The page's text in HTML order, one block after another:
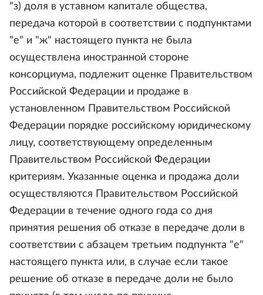
"з) доля в уставном капитале общества,
передача которой в соответствии с подпунктами
"е" и "ж" настоящего пункта не была
осуществлена иностранной стороне
консорциума, подлежит оценке Правительством
Российской Федерации и продаже в
установленном Правительством Российской
Федерации порядке российскому юридическому
лицу, соответствующему определенным
Правительством Российской Федерации
критериям. Указанные оценка и продажа доли
осуществляются Правительством Российской
Федерации в течение одного года со дня
принятия решения об отказе в передаче доли в
соответствии с абзацем третьим подпункта "е"
настоящего пункта или, в случае если такое
решение об отказе в передаче доли не было